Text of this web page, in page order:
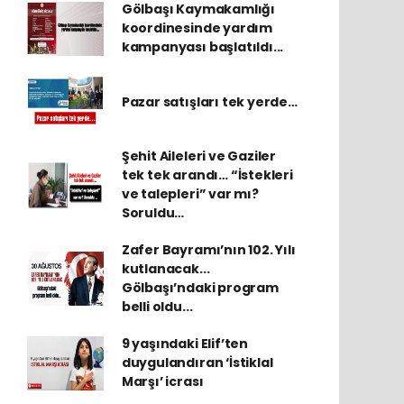
Gölbaşı Kaymakamlığı
koordinesinde yardım
kampanyası başlatıldı...
Pazar satışları tek yerde…
Şehit Aileleri ve Gaziler
tek tek arandı… “İstekleri
ve talepleri” var mı?
Soruldu…
Zafer Bayramı’nın 102. Yılı
kutlanacak...
Gölbaşı’ndaki program
belli oldu...
9 yaşındaki Elif’ten
duygulandıran ‘İstiklal
Marşı’ icrası